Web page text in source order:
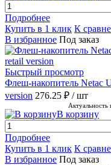
Подробнее
Купить в 1 клик К
В избранное Под заказ
Быстрый просмотр
Флеш-накопитель Netac
version 276.25 ₽ / шт
В корзину
Подробнее
Купить в 1 клик К
В избранное Под заказ